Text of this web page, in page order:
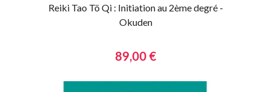
Reiki Tao Tö Qi : Initiation au 2ème degré -
Okuden
89,00 €